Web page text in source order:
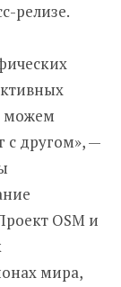
релизе.
можем
с другом», —
OSM и
мира,